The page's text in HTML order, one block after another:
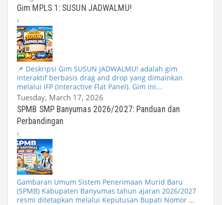
Gim MPLS 1: SUSUN JADWALMU!
›
📌 Deskripsi Gim SUSUN JADWALMU! adalah gim
interaktif berbasis drag and drop yang dimainkan
melalui IFP (Interactive Flat Panel). Gim ini...
Tuesday, March 17, 2026
SPMB SMP Banyumas 2026/2027: Panduan dan
Perbandingan
›
Gambaran Umum Sistem Penerimaan Murid Baru
(SPMB) Kabupaten Banyumas tahun ajaran 2026/2027
resmi ditetapkan melalui Keputusan Bupati Nomor ...